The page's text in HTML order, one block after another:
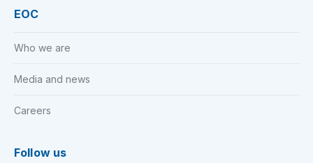
EOC
Who we are
Media and news
Careers
Follow us